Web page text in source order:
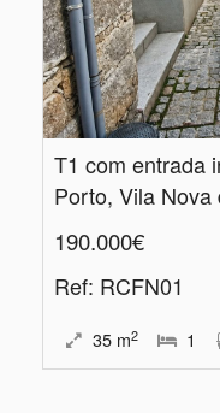
190.000€
Ref: RCFN01
35 m2 1